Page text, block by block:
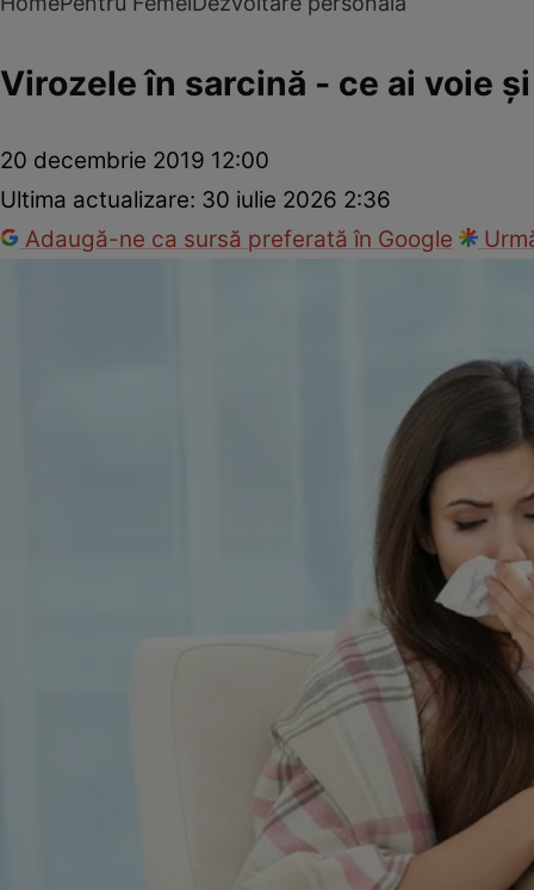
Virozele în sarcină - ce ai voie
20 decembrie 2019 12:00
Ultima actualizare: 30 iulie 2026 2:36
Adaugă-ne ca sursă preferată în Google